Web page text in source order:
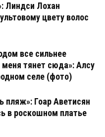
Линдси Лохан
цвету волос
все сильнее
тянет сюда»: Алсу
селе (фото)
пляж»: Гоар Аветисян
в роскошном платье